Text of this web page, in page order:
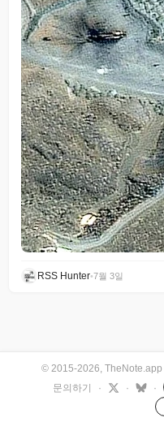
RSS Hunter•7월 3일
© 2015-2026, TheNote.app
문의하기
· · ·